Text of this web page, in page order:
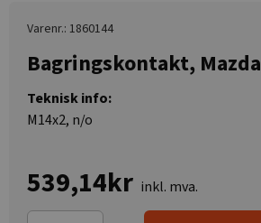
Varenr.: 1860144
Bagringskontakt, Mazda
Teknisk info:
M14x2, n/o
539,14kr inkl. mva.